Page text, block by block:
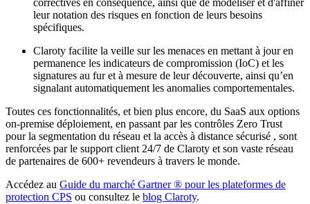
correctives en conséquence, ainsi que de modéliser et d'affiner
leur notation des risques en fonction de leurs besoins
spécifiques.
Claroty facilite la veille sur les menaces en mettant à jour en
permanence les indicateurs de compromission (IoC) et les
signatures au fur et à mesure de leur découverte, ainsi qu’en
signalant automatiquement les anomalies comportementales.
Toutes ces fonctionnalités, et bien plus encore, du SaaS aux options
on-premise déploiement, en passant par les contrôles Zero Trust
pour la segmentation du réseau et la accès à distance sécurisé , sont
renforcées par le support client 24/7 de Claroty et son vaste réseau
de partenaires de 600+ revendeurs à travers le monde.
Accédez au Guide du marché Gartner ® pour les plateformes de
protection CPS ou consultez le blog Claroty.